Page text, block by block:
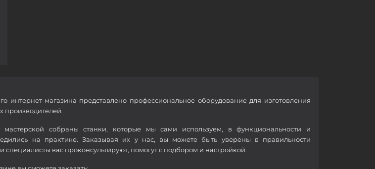
интернет-магазина представлено профессиональное оборудование для изготовления
производителей.
собраны станки, которые мы сами используем, в функциональности и
на практике. Заказывая их у нас, вы можете быть уверены в правильности
вас проконсультируют, помогут с подбором и настройкой.